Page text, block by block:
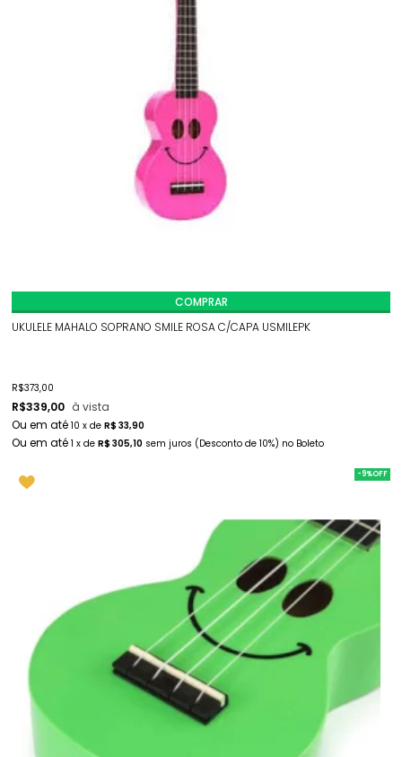
UKULELE MAHALO SOPRANO SMILE ROSA C/CAPA USMILEPK
R$373,00
R$339,00 à vista
10 x de R$ 33,90
1 x de R$ 305,10 sem juros (Desconto de 10%) no Boleto
COMPRAR
-9%